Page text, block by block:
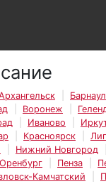
Барнаул
Воронеж
Иваново
Красноярск
Нижний Новгород
Оренбург Пенза
Камчатский